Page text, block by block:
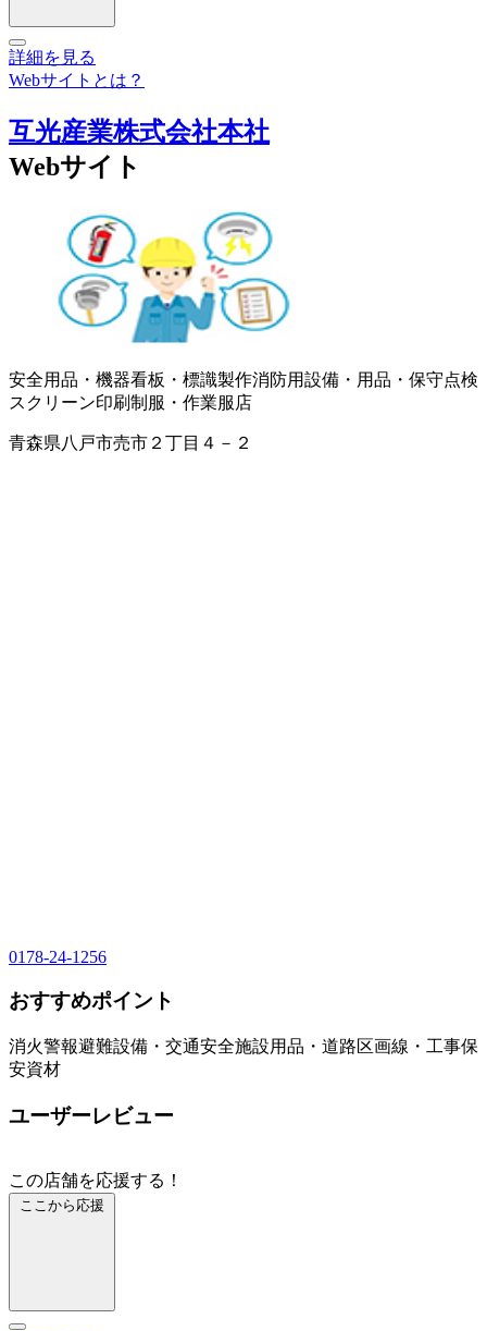
詳細を見る
Webサイトとは？
互光産業株式会社本社
Webサイト
安全用品・機器看板・標識製作消防用設備・用品・保守点検
スクリーン印刷制服・作業服店
青森県八戸市売市２丁目４－２
0178-24-1256
おすすめポイント
消火警報避難設備・交通安全施設用品・道路区画線・工事保
安資材
ユーザーレビュー
この店舗を応援する！
ここから応援